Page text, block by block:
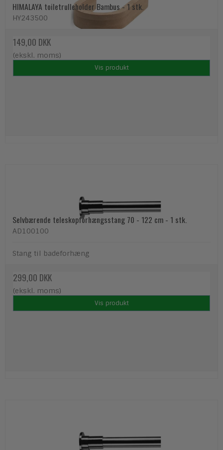
HIMALAYA toiletrulleholder Bambus - 1 stk.
HY243500
149,00 DKK
(ekskl. moms)
Vis produkt
Selvbærende teleskopforhængsstang 70 - 122 cm - 1 stk.
AD100100
Stang til badeforhæng
299,00 DKK
(ekskl. moms)
Vis produkt